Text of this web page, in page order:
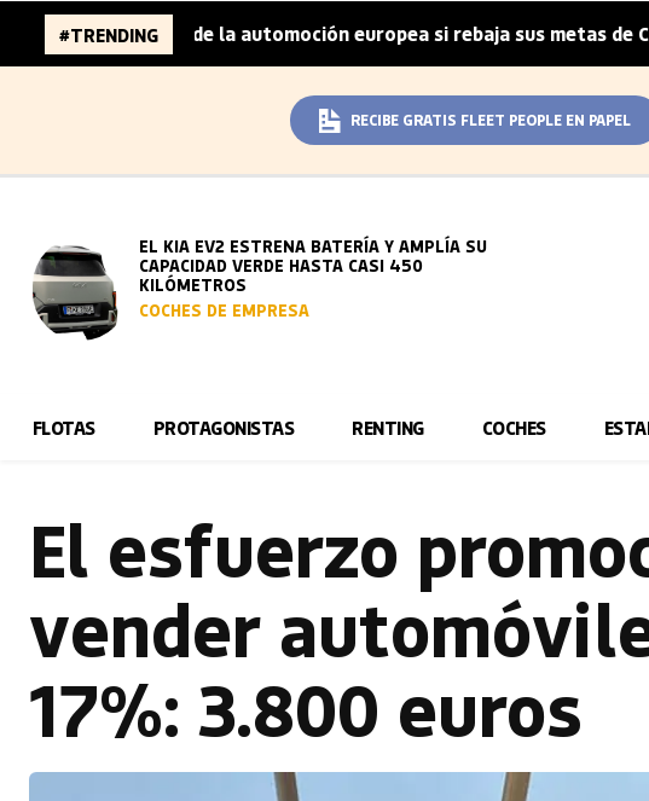
#TRENDING
de la automoción europea si rebaja sus metas de CO₂ | La
RECIBE GRATIS FLEET PEOPLE EN PAPEL
EL KIA EV2 ESTRENA BATERÍA Y AMPLÍA SU
CAPACIDAD VERDE HASTA CASI 450
KILÓMETROS
COCHES DE EMPRESA
FLOTAS PROTAGONISTAS RENTING COCHES
El esfuerzo
vender
17%: 3.800 euros